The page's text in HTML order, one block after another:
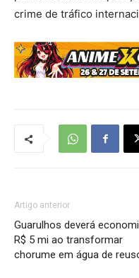
crime de tráfico
Artigo anterior
Guarulhos deverá
R$ 5 mi ao transformar
chorume em água de